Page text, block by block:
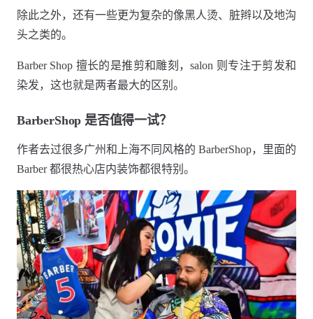
除此之外，还有一些更为复杂的像黑人烫、脏辫以及地沟
头之类的。
Barber Shop 擅长的是推剪和雕刻，salon 则专注于剪发和
染发，这也就是两者最大的区别。
BarberShop 是否值得一试？
作者去过很多广州和上海不同风格的 BarberShop，里面的
Barber 都很热心店内装饰都很特别。